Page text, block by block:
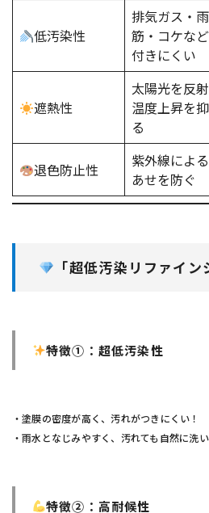
低汚染性
排気ガス・雨
筋・コケな
付きにくい
遮熱性
太陽光を反
温度上昇を
る
退色防止性
紫外線によ
あせを防ぐ
「超低汚染リファイ
特徴①：超低汚染性
・塗膜の密度が高く、汚れがつきにくい！
・雨水となじみやすく、汚れても自然に洗
特徴②：高耐候性